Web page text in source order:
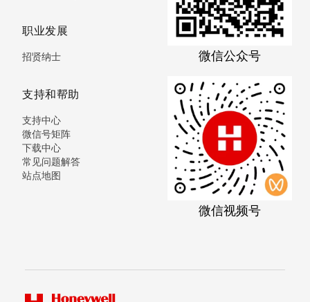
职业发展
招贤纳士
支持和帮助
支持中心
微信号矩阵
下载中心
常见问题解答
站点地图
微信公众号
微信视频号